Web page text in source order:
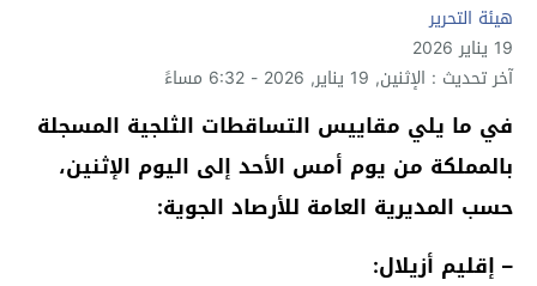
هيئة التحرير
19 يناير 2026
آخر تحديث : الإثنين, 19 يناير, 2026 - 6:32 مساءً
في ما يلي مقاييس التساقطات الثلجية المسجلة
بالمملكة من يوم أمس الأحد إلى اليوم الإثنين،
حسب المديرية العامة للأرصاد الجوية:
– إقليم أزيلال: